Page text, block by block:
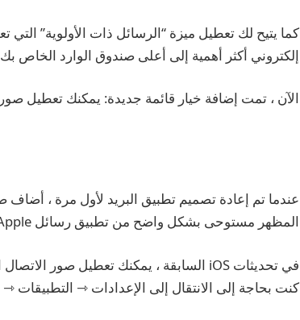
إلكتروني أكثر أهمية إلى أعلى صندوق الوارد الخاص
الآن ، تمت إضافة خيار قائمة جديدة: يمكنك تعطيل
عندما تم إعادة تصميم تطبيق البريد لأول مرة ،
المظهر مستوحى بشكل واضح من تطبيق رسائل Apple ، حيث تكون صور الاتصال بارزة بالمثل.
كنت بحاجة إلى الانتقال إلى الإعدادات ⇾ التطبيقات